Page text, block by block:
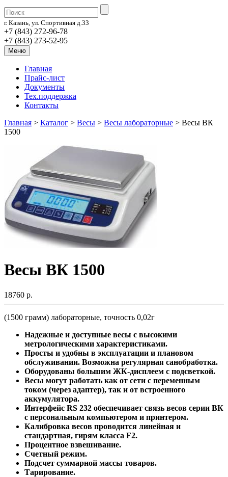
г. Казань, ул. Спортивная д.33
+7 (843) 272-96-78
+7 (843) 273-52-95
Меню
Главная
Прайс-лист
Документы
Тех.поддержка
Контакты
Главная > Каталог > Весы > Весы лабораторные > Весы ВК
1500
Весы ВК 1500
18760 р.
(1500 грамм) лабораторные, точность 0,02г
Надежные и доступные весы с высокими
метрологическими характеристиками.
Просты и удобны в эксплуатации и плановом
обслуживании. Возможна регулярная санобработка.
Оборудованы большим ЖК-дисплеем с подсветкой.
Весы могут работать как от сети с переменным
током (через адаптер), так и от встроенного
аккумулятора.
Интерфейс RS 232 обеспечивает связь весов серии ВК
с персональным компьютером и принтером.
Калибровка весов проводится линейная и
стандартная, гирям класса F2.
Процентное взвешивание.
Счетный режим.
Подсчет суммарной массы товаров.
Тарирование.